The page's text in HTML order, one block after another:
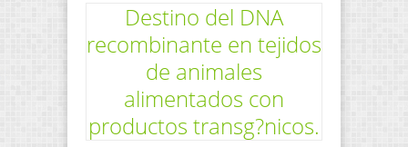
Destino del DNA
recombinante en tejidos
de animales
alimentados con
productos transg?nicos.